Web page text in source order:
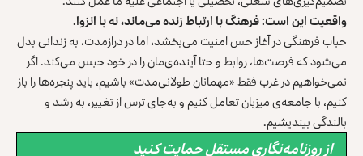
واقعیت این است: فرهنگ با ارتباط زنده می‌ماند، نه با انزوا.
حباب فرهنگی در آغاز حس امنیت می‌بخشد، اما در درازمدت، به زندانی بدل
می‌شود که فرصت‌ها، روابط و حتا آینده‌ی‌مان را در خود حبس می‌کند. اگر
نمی‌خواهیم در غرب فقط «مهمانان طولانی‌مدت» باشیم، باید پنجره‌ها را باز
کنیم، با جامعه‌ی میزبان تعامل کنیم و به‌جای ترس از تغییر، به رشد و
بالندگی بیندیشیم.
از روزنامه‌نگاری مستقل حمایت کنید